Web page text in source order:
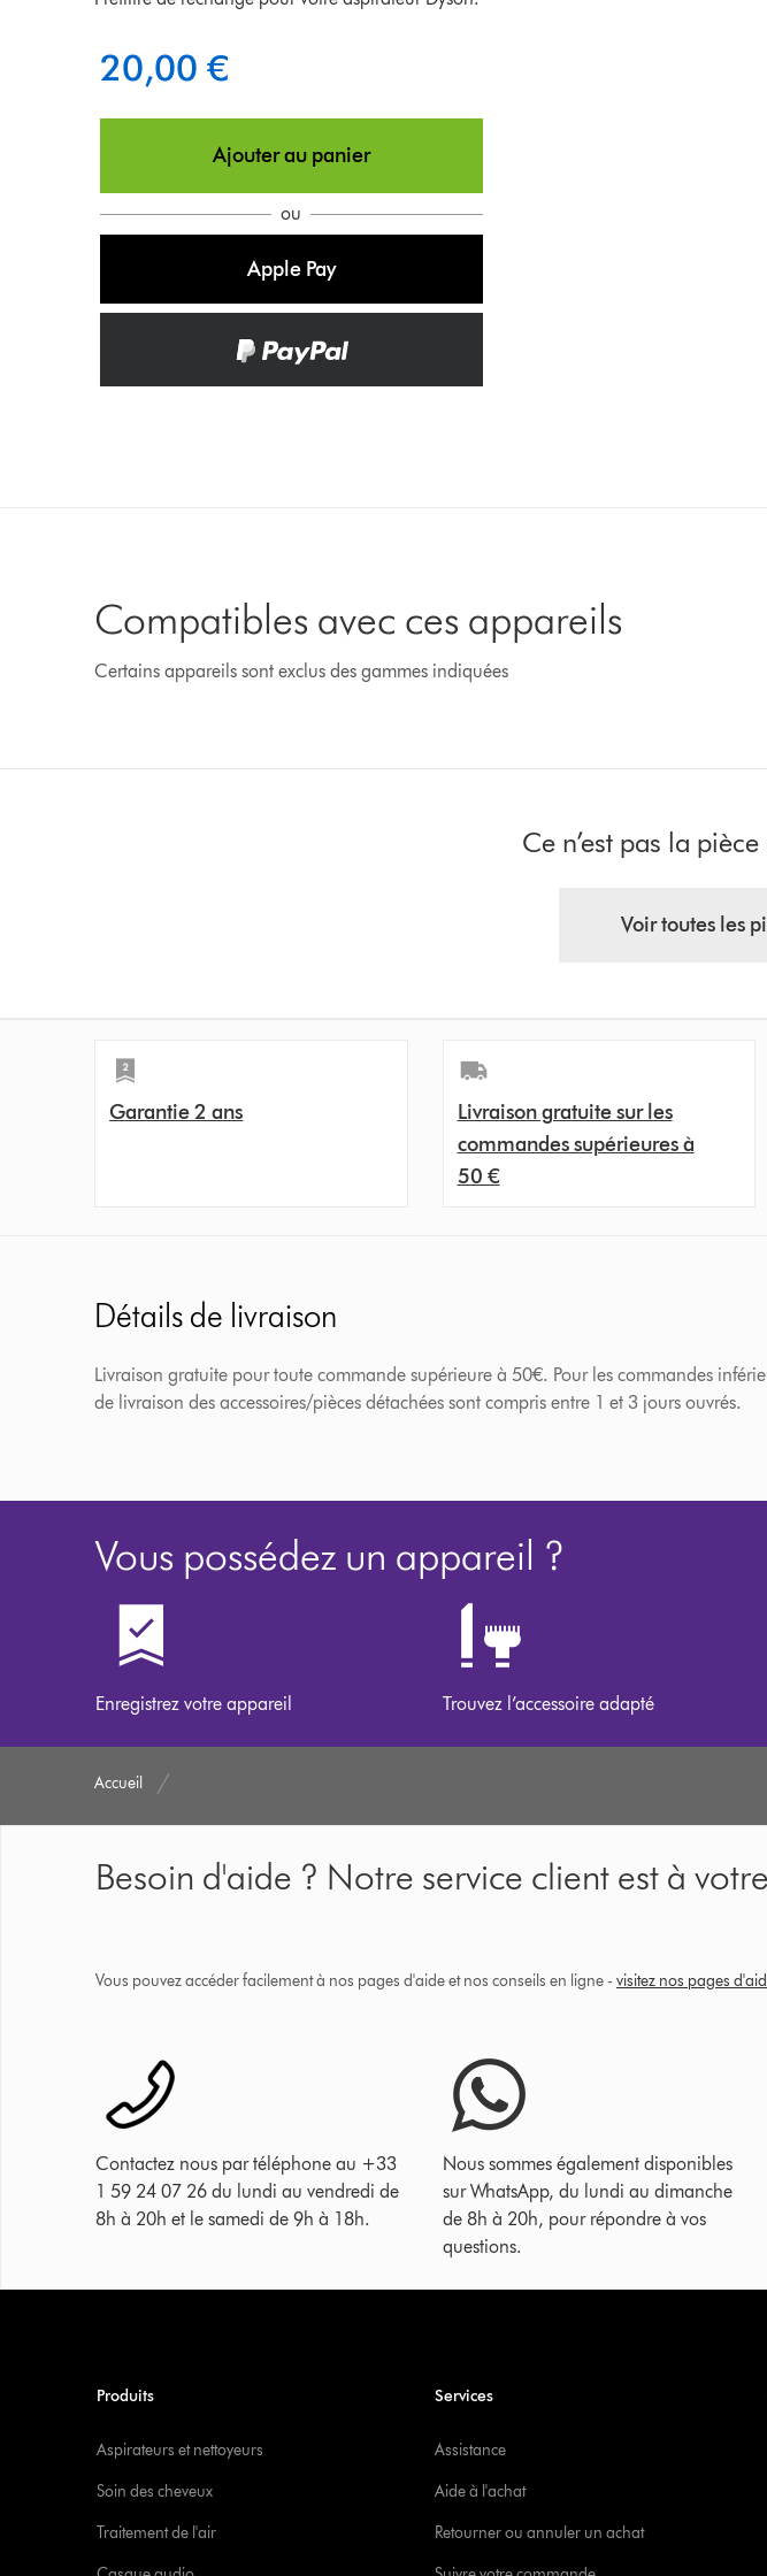
20,00 €
Ajouter au panier
ou
Apple Pay
Compatibles avec ces appareils
Certains appareils sont exclus des gammes indiquées
Ce n’est pas la
Voir toutes les
Garantie 2 ans
Livraison gratuite sur les
commandes supérieures à
50 €
Détails de livraison
Livraison gratuite pour toute commande supérieure à 50€. Pour les commandes
de livraison des accessoires/pièces détachées sont compris entre 1 et 3 jours ouvrés.
Vous possédez un appareil ?
Enregistrez votre appareil Trouvez l’accessoire adapté
Accueil
Besoin d'aide ? Notre service client est à
Vous pouvez accéder facilement à nos pages d'aide et nos conseils en ligne - visitez nos pages
Contactez nous par téléphone au +33
1 59 24 07 26 du lundi au vendredi de
8h à 20h et le samedi de 9h à 18h.
Nous sommes également disponibles
sur WhatsApp, du lundi au dimanche
de 8h à 20h, pour répondre à vos
questions.
Produits
Aspirateurs et nettoyeurs
Soin des cheveux
Traitement de l'air
Services
Assistance
Aide à l'achat
Retourner ou annuler un achat